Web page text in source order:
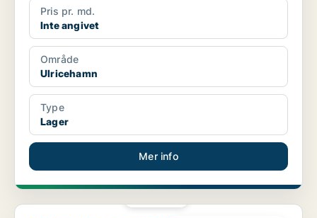
Pris pr. md.
Inte angivet
Område
Ulricehamn
Type
Lager
Mer info
Butikslokal i Norrköping